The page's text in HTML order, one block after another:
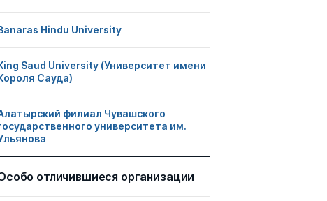
Hindu University
Saud University (Университет имени
Сауда)
филиал Чувашского
университета им.
отличившиеся организации